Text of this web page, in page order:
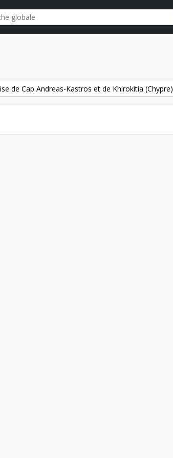
de Cap Andreas-Kastros et de Khirokitia (Chypre)